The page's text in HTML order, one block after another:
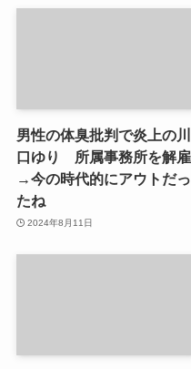
男性の体臭批判で炎上の川
口ゆり 所属事務所を解雇
→今の時代的にアウトだっ
たね
2024年8月11日